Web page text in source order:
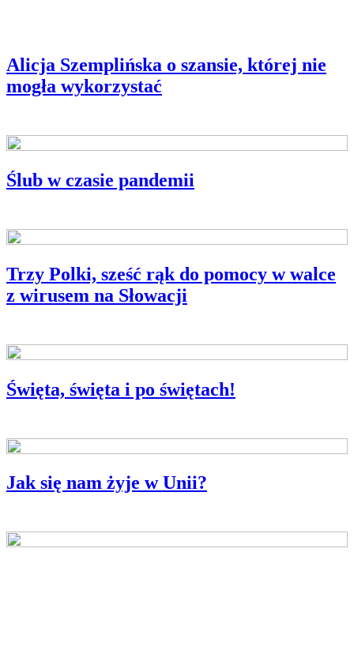
Alicja Szemplińska o szansie, której nie
mogła wykorzystać
Ślub w czasie pandemii
Trzy Polki, sześć rąk do pomocy w walce
z wirusem na Słowacji
Święta, święta i po świętach!
Jak się nam żyje w Unii?